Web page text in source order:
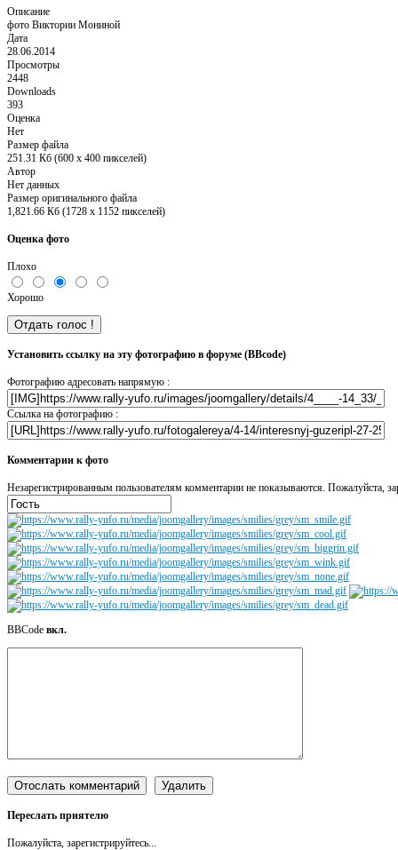
Описание
фото Виктории Мониной
Дата
28.06.2014
Просмотры
2448
Downloads
393
Оценка
Нет
Размер файла
251.31 Кб (600 x 400 пикселей)
Автор
Нет данных
Размер оригинального файла
1,821.66 Кб (1728 x 1152 пикселей)
Оценка фото
Плохо
Хорошо
Установить ссылку на эту фотографию в форуме (BBcode)
Фотографию адресовать напрямую :
Ссылка на фотографию :
Комментарии к фото
Незарегистрированным пользователям комментарии не показываются. Пожалуйста,
BBCode вкл.
Переслать приятелю
Пожалуйста, зарегистрируйтесь...